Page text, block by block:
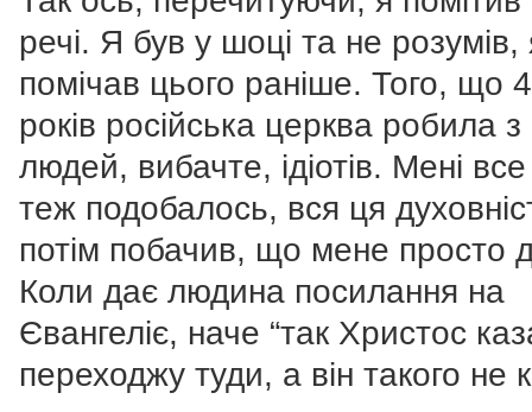
речі. Я був у шоці та не розумів,
помічав цього раніше. Того, що
років російська церква робила з
людей, вибачте, ідіотів. Мені все
теж подобалось, вся ця
потім побачив, що мене просто
Коли дає людина посилання на
Євангеліє, наче “так Христос
переходжу туди, а він такого не